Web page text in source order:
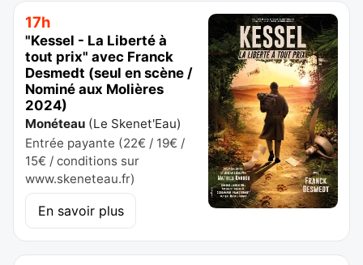
17h
"Kessel - La Liberté à
tout prix" avec Franck
Desmedt (seul en scène /
Nominé aux Molières
2024)
Monéteau (Le Skenet'Eau)
Entrée payante (22€ / 19€ /
15€ / conditions sur
www.skeneteau.fr)
En savoir plus